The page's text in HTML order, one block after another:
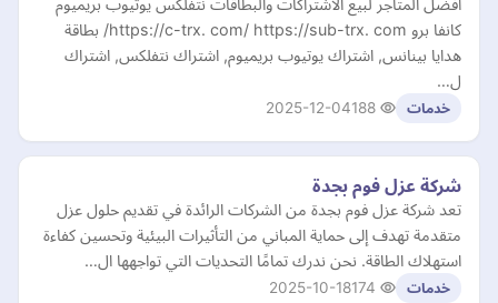
افضل المتاجر لبيع الاشتراكات والبطاقات نتفلكس يوتيوب بريميوم
كانفا برو https://c-trx. com/ https://sub-trx. com/ بطاقة
هدايا بينانس, اشتراك يوتيوب بريميوم, اشتراك نتفلكس, اشتراك
ل…
خدمات 2025-12-04
شركة عزل فوم بجدة
تعد شركة عزل فوم بجدة من الشركات الرائدة في تقديم حلول عزل
متقدمة تهدف إلى حماية المباني من التأثيرات البيئية وتحسين كفاءة
استهلاك الطاقة. نحن ندرك تمامًا التحديات التي تواجهها ال…
خدمات 2025-10-18